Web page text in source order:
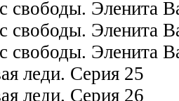
свободы. Эленита
свободы. Эленита
свободы. Эленита
леди. Серия 25
леди. Серия 26